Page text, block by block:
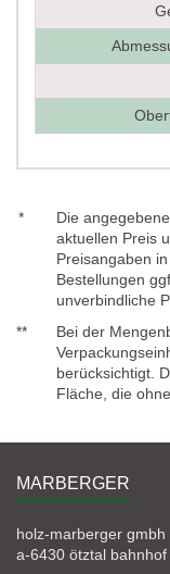
*
Die
aktuellen Preis
Preisangaben
Bestellungen
unverbindliche
**
Bei der
berücksichtigt.
Fläche, die
MARBERGER
holz-marberger gmbh
a-6430 ötztal